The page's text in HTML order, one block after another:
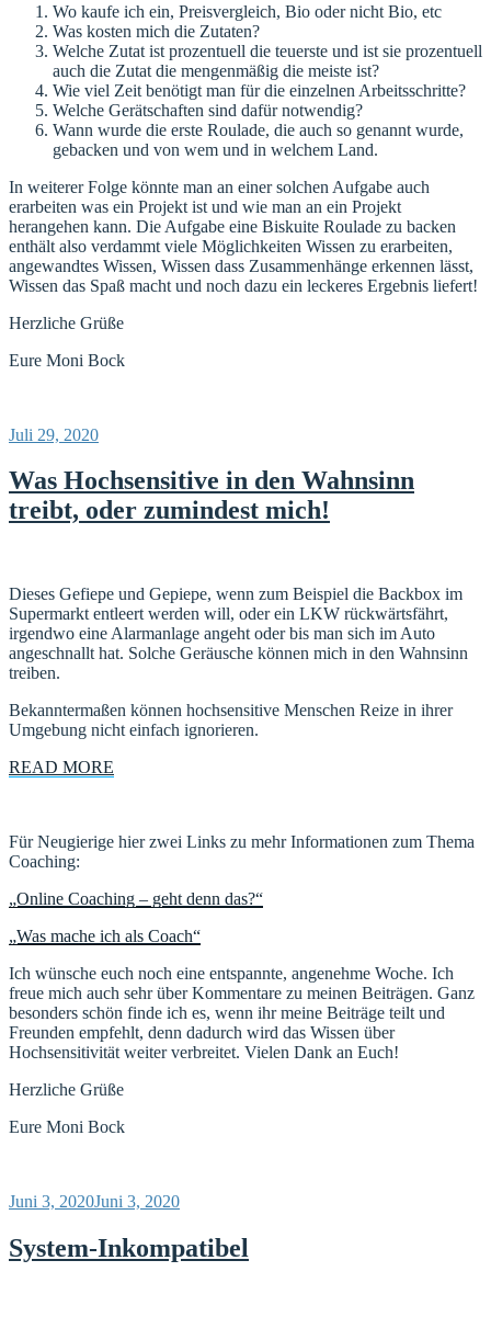
Wo kaufe ich ein, Preisvergleich, Bio oder nicht Bio, etc
Was kosten mich die Zutaten?
Welche Zutat ist prozentuell die teuerste und ist sie prozentuell
auch die Zutat die mengenmäßig die meiste ist?
Wie viel Zeit benötigt man für die einzelnen Arbeitsschritte?
Welche Gerätschaften sind dafür notwendig?
Wann wurde die erste Roulade, die auch so genannt wurde,
gebacken und von wem und in welchem Land.
In weiterer Folge könnte man an einer solchen Aufgabe auch
erarbeiten was ein Projekt ist und wie man an ein Projekt
herangehen kann. Die Aufgabe eine Biskuite Roulade zu backen
enthält also verdammt viele Möglichkeiten Wissen zu erarbeiten,
angewandtes Wissen, Wissen dass Zusammenhänge erkennen lässt,
Wissen das Spaß macht und noch dazu ein leckeres Ergebnis liefert!
Herzliche Grüße
Eure Moni Bock
Veröffentlicht
Juli 29, 2020
Was Hochsensitive in den Wahnsinn
treibt, oder zumindest mich!
Dieses Gefiepe und Gepiepe, wenn zum Beispiel die Backbox im
Supermarkt entleert werden will, oder ein LKW rückwärtsfährt,
irgendwo eine Alarmanlage angeht oder bis man sich im Auto
angeschnallt hat. Solche Geräusche können mich in den Wahnsinn
treiben.
Bekanntermaßen können hochsensitive Menschen Reize in ihrer
Umgebung nicht einfach ignorieren.
READ MORE
Für Neugierige hier zwei Links zu mehr Informationen zum Thema
Coaching:
„Online Coaching – geht denn das?“
„Was mache ich als Coach“
Ich wünsche euch noch eine entspannte, angenehme Woche. Ich
freue mich auch sehr über Kommentare zu meinen Beiträgen. Ganz
besonders schön finde ich es, wenn ihr meine Beiträge teilt und
Freunden empfehlt, denn dadurch wird das Wissen über
Hochsensitivität weiter verbreitet. Vielen Dank an Euch!
Herzliche Grüße
Eure Moni Bock
Veröffentlicht
Juni 3, 2020Juni 3, 2020
System-Inkompatibel